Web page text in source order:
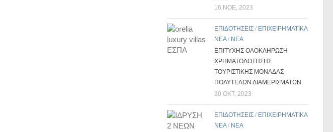
16 ΝΟΈ, 2023
ΕΠΙΔΟΤΗΣΕΙΣ / ΕΠΙΧΕΙΡΗΜΑΤΙΚΑ
ΝΕΑ/ ΝΕΑ
ΕΠΙΤΥΧΗΣ ΟΛΟΚΛΗΡΩΣΗ
ΧΡΗΜΑΤΟΔΟΤΗΣΗΣ
ΤΟΥΡΙΣΤΙΚΗΣ ΜΟΝΑΔΑΣ
ΠΟΛΥΤΕΛΩΝ ΔΙΑΜΕΡΙΣΜΑΤΩΝ
30 ΟΚΤ, 2023
ΕΠΙΔΟΤΗΣΕΙΣ / ΕΠΙΧΕΙΡΗΜΑΤΙΚΑ
ΝΕΑ/ ΝΕΑ